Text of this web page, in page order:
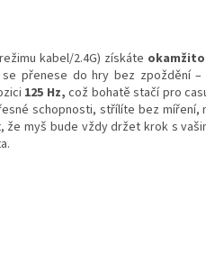
kabel/2.4G) získáte
přenese do hry bez zpoždění
125 Hz, což bohatě stačí pro
schopnosti, střílíte bez míření,
myš bude vždy držet krok s